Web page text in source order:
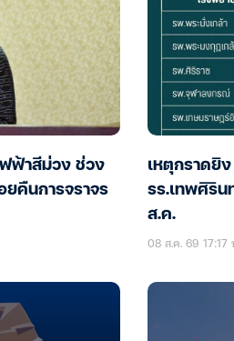
ฟ้าสีม่วง ช่วง
คืนการจราจร
เหตุกราดยิ
รร.เทพศิริน
ส.ค.
08 ส.ค. 69 17:17